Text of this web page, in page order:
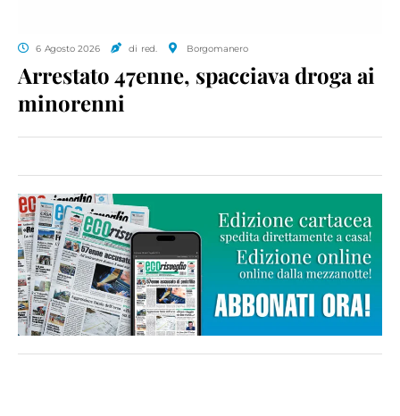
6 Agosto 2026 di red. Borgomanero
Arrestato 47enne, spacciava droga ai
minorenni